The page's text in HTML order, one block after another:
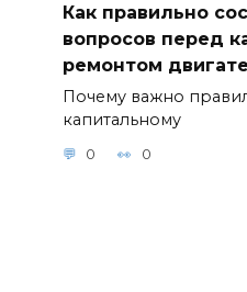
Как правильно
вопросов перед
ремонтом
Почему важно
капитальному
0 0